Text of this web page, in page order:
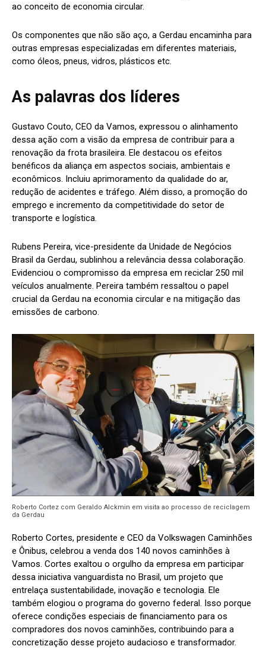
ao conceito de economia circular.
Os componentes que não são aço, a Gerdau encaminha para
outras empresas especializadas em diferentes materiais,
como óleos, pneus, vidros, plásticos etc.
As palavras dos líderes
Gustavo Couto, CEO da Vamos, expressou o alinhamento
dessa ação com a visão da empresa de contribuir para a
renovação da frota brasileira. Ele destacou os efeitos
benéficos da aliança em aspectos sociais, ambientais e
econômicos. Incluiu aprimoramento da qualidade do ar,
redução de acidentes e tráfego. Além disso, a promoção do
emprego e incremento da competitividade do setor de
transporte e logística.
Rubens Pereira, vice-presidente da Unidade de Negócios
Brasil da Gerdau, sublinhou a relevância dessa colaboração.
Evidenciou o compromisso da empresa em reciclar 250 mil
veículos anualmente. Pereira também ressaltou o papel
crucial da Gerdau na economia circular e na mitigação das
emissões de carbono.
Roberto Cortez com Geraldo Alckmin em visita ao processo de reciclagem
da Gerdau
Roberto Cortes, presidente e CEO da Volkswagen Caminhões
e Ônibus, celebrou a venda dos 140 novos caminhões à
Vamos. Cortes exaltou o orgulho da empresa em participar
dessa iniciativa vanguardista no Brasil, um projeto que
entrelaça sustentabilidade, inovação e tecnologia. Ele
também elogiou o programa do governo federal. Isso porque
oferece condições especiais de financiamento para os
compradores dos novos caminhões, contribuindo para a
concretização desse projeto audacioso e transformador.